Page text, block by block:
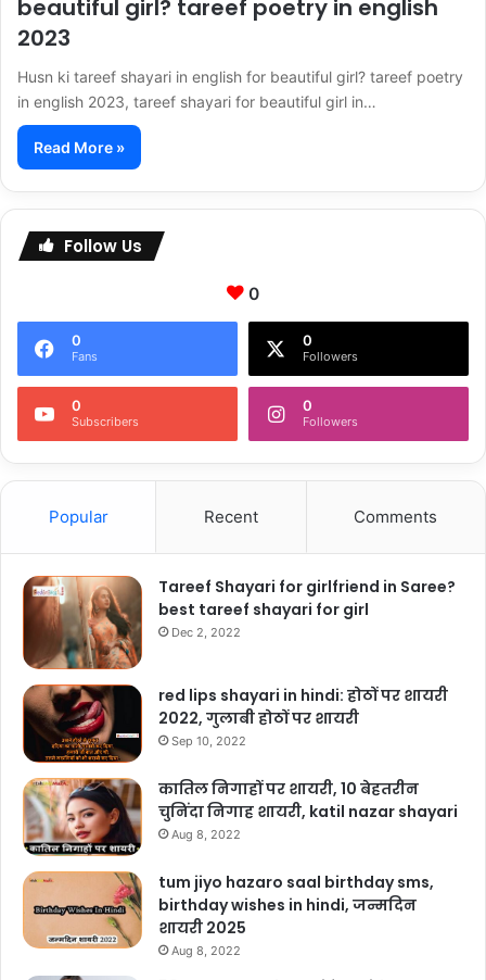
beautiful girl? tareef poetry in english
2023
Husn ki tareef shayari in english for beautiful girl? tareef poetry
in english 2023, tareef shayari for beautiful girl in…
Read More »
Follow Us
0
0
Fans
0
Followers
0
Subscribers
0
Followers
Popular Recent Comments
Tareef Shayari for girlfriend in Saree?
best tareef shayari for girl
Dec 2, 2022
red lips shayari in hindi: होठों पर शायरी
2022, गुलाबी होठों पर शायरी
Sep 10, 2022
कातिल निगाहों पर शायरी, 10 बेहतरीन
चुनिंदा निगाह शायरी, katil nazar shayari
Aug 8, 2022
tum jiyo hazaro saal birthday sms,
birthday wishes in hindi, जन्मदिन
शायरी 2025
Aug 8, 2022